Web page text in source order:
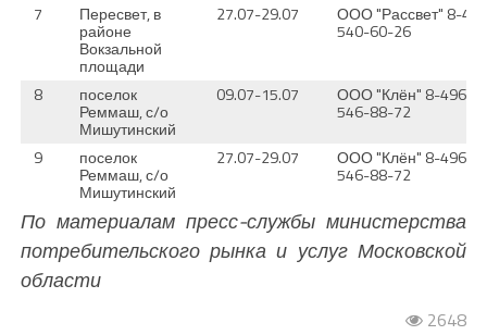
7
Пересвет, в
районе
Вокзальной
площади
27.07-29.07 ООО "Рассвет" 8-
540-60-26
8 поселок
Реммаш, с/о
Мишутинский
09.07-15.07 ООО "Клён" 8-496-
546-88-72
9
поселок
Реммаш, с/о
Мишутинский
27.07-29.07 ООО "Клён" 8-496-
546-88-72
По материалам пресс-службы министерства
потребительского рынка и услуг Московской
области
2648